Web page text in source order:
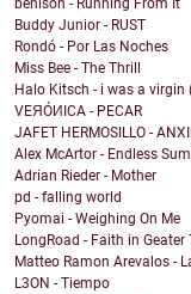
benison - Running From It
Buddy Junior - RUST
Rondó - Por Las Noches
Miss Bee - The Thrill
Halo Kitsch - i was a virgin
VEЯÓИICA - PECAR
JAFET HERMOSILLO -
Alex McArtor - Endless
Adrian Rieder - Mother
pd - falling world
Pyomai - Weighing On Me
LongRoad - Faith in Geater
Matteo Ramon Arevalos -
L3ON - Tiempo